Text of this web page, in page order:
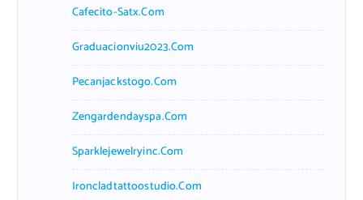
Cafecito-Satx.com
Graduacionviu2023.com
Pecanjackstogo.com
Zengardendayspa.com
Sparklejewelryinc.com
Ironcladtattoostudio.com